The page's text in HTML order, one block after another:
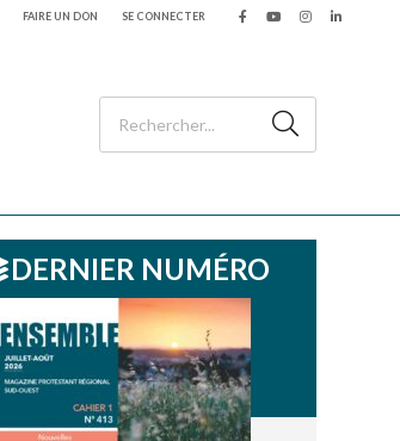
FAIRE UN DON SE CONNECTER
DERNIER NUMÉRO